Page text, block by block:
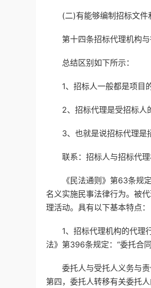
(二)有能够编制招标文件
第十四条招标代理机构与
总结区别如下所示：
1、招标人一般都是项目的
2、招标代理是受招标人的
3、也就是说招标代理是招
联系：招标人与招标代理
《民法通则》第63条规定
名义实施民事法律行为。被
理活动。具有以下基本特点：
1、招标代理机构的代理行
法》第396条规定：“委托合
委托人与受托人义务与责
第四，委托人转移有关委托